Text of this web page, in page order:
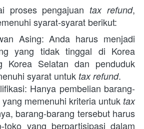
proses pengajuan tax refund,
syarat-syarat berikut:
Asing: Anda harus menjadi
yang tidak tinggal di Korea
Korea Selatan dan penduduk
syarat untuk tax refund.
Hanya pembelian barang-
memenuhi kriteria untuk tax
barang-barang tersebut harus
toko yang berpartisipasi dalam